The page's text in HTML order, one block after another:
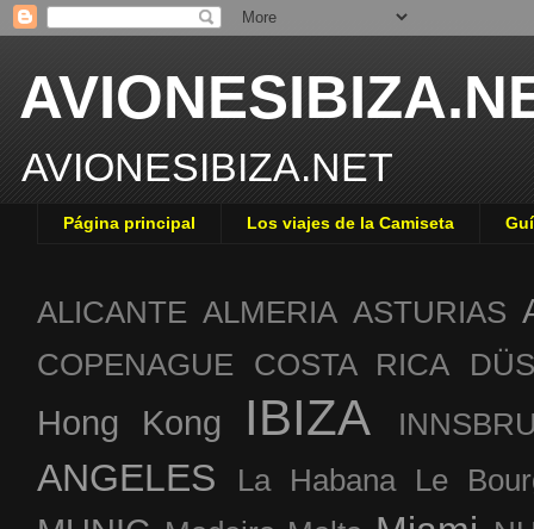
AVIONESIBIZA.NET
Página principal Los viajes de la Camiseta
ALICANTE ALMERIA ASTURIAS
COPENAGUE COSTA RICA
Hong Kong IBIZA
ANGELES La Habana Le